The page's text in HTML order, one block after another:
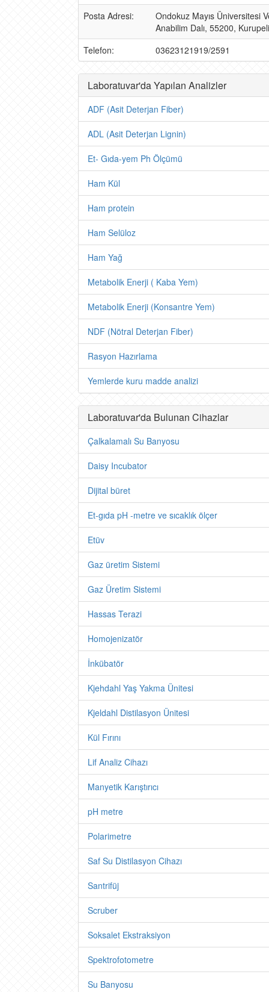
Posta Adresi:
Ondokuz Mayıs Üniversitesi
Anabilim Dalı, 55200,
Telefon:
03623121919/2591
Laboratuvar'da Yapılan Analizler
ADF (Asit Deterjan Fiber)
ADL (Asit Deterjan Lignin)
Et- Gıda-yem Ph Ölçümü
Ham Kül
Ham protein
Ham Selüloz
Ham Yağ
Metabolik Enerji ( Kaba Yem)
Metabolik Enerji (Konsantre Yem)
NDF (Nötral Deterjan Fiber)
Rasyon Hazırlama
Yemlerde kuru madde analizi
Laboratuvar'da Bulunan Cihazlar
Çalkalamalı Su Banyosu
Daisy Incubator
Dijital büret
Et-gıda pH -metre ve sıcaklık ölçer
Etüv
Gaz üretim Sistemi
Gaz Üretim Sistemi
Hassas Terazi
Homojenizatör
İnkübatör
Kjehdahl Yaş Yakma Ünitesi
Kjeldahl Distilasyon Ünitesi
Kül Fırını
Lif Analiz Cihazı
Manyetik Karıştırıcı
pH metre
Polarimetre
Saf Su Distilasyon Cihazı
Santrifüj
Scruber
Soksalet Ekstraksiyon
Spektrofotometre
Su Banyosu